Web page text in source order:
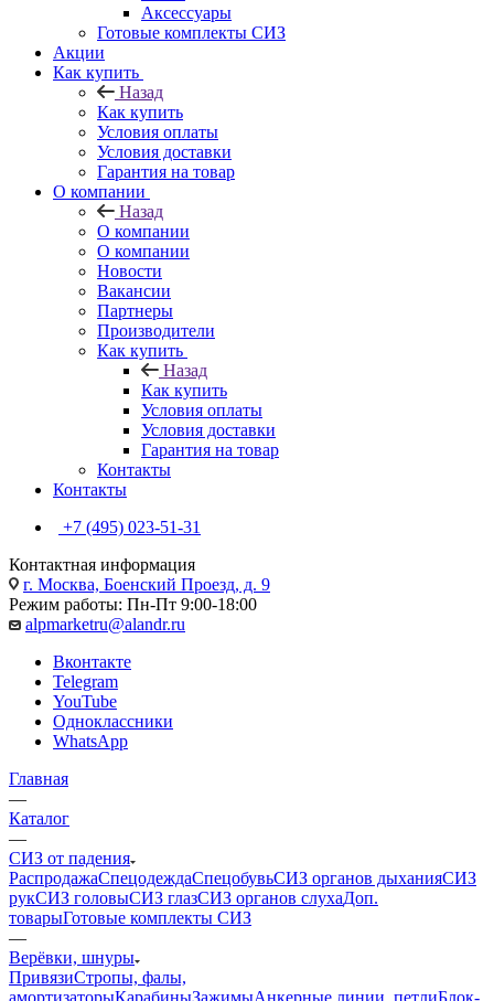
Аксессуары
Готовые комплекты СИЗ
Акции
Как купить
Назад
Как купить
Условия оплаты
Условия доставки
Гарантия на товар
О компании
Назад
О компании
О компании
Новости
Вакансии
Партнеры
Производители
Как купить
Назад
Как купить
Условия оплаты
Условия доставки
Гарантия на товар
Контакты
Контакты
+7 (495) 023-51-31
Контактная информация
г. Москва, Боенский Проезд, д. 9
Режим работы: Пн-Пт 9:00-18:00
alpmarketru@alandr.ru
Вконтакте
Telegram
YouTube
Одноклассники
WhatsApp
Главная
—
Каталог
—
СИЗ от падения
РаспродажаСпецодеждаСпецобувьСИЗ органов дыханияСИЗ
рукСИЗ головыСИЗ глазСИЗ органов слухаДоп.
товарыГотовые комплекты СИЗ
—
Верёвки, шнуры
ПривязиСтропы, фалы,
амортизаторыКарабиныЗажимыАнкерные линии, петлиБлок-